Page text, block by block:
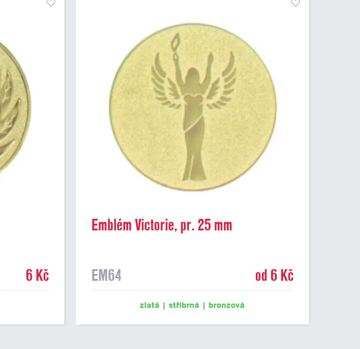
6 Kč
Emblém Victorie, pr. 25 mm
EM64 od 6 Kč
zlatá |stříbrná | bronzová